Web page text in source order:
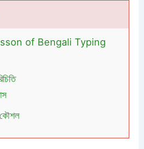
of Bengali Typing
কৌশল